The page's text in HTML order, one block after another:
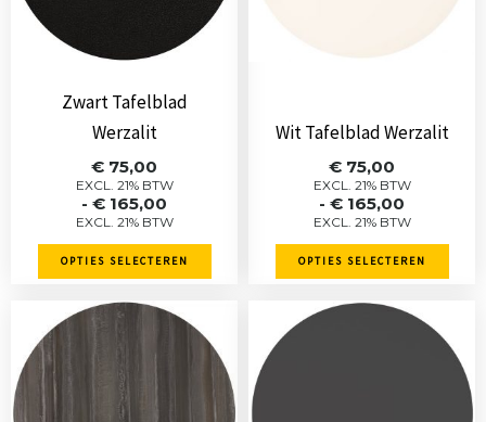
Zwart Tafelblad
Werzalit
€ 75,00
EXCL. 21% BTW
- € 165,00
EXCL. 21% BTW
Prijsklasse:
€ 75,00
tot
€ 165,00
OPTIES SELECTEREN
kan
gekozen
worden
de
productpagina
Wit Tafelblad Werzalit
€ 75,00
EXCL. 21% BTW
- € 165,00
EXCL. 21% BTW
Prijsklasse:
€ 75,00
tot
€ 165,00
OPTIES SELECTEREN
kan
worden
de
productpagina
Dit
meerdere